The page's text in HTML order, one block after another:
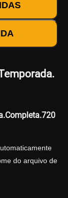
do arquivo de